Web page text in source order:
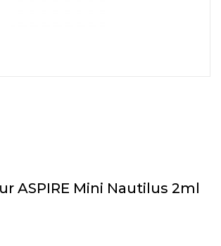
ASPIRE Mini Nautilus 2ml